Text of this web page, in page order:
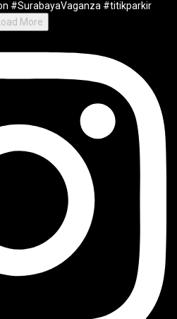
Load More